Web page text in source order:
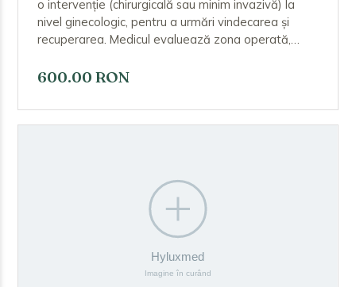
o intervenție (chirurgicală sau minim invazivă) la
nivel ginecologic, pentru a urmări vindecarea și
recuperarea. Medicul evaluează zona operată,
apariția complicațiilor și oferă recomandări privind
600.00 RON